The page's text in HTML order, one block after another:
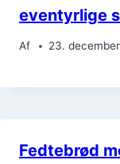
eventyrlige
Af 23.
Fedtebrød